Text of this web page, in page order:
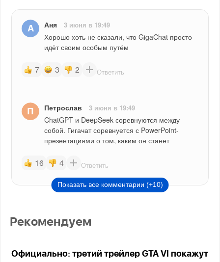
Аня 3 июня в 19:49
Хорошо хоть не сказали, что GigaChat просто
идёт своим особым путём
7 3 2 Ответить
Петрослав 3 июня в 19:49
ChatGPT и DeepSeek соревнуются между
собой. Гигачат соревнуется с PowerPoint-
презентациями о том, каким он станет
16 4 Ответить
Показать все комментарии (+10)
Рекомендуем
Официально: третий трейлер GTA VI покажут